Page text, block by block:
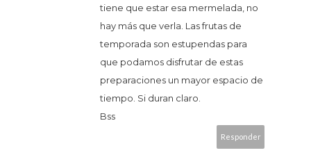
tiene que estar esa mermelada, no
hay más que verla. Las frutas de
temporada son estupendas para
que podamos disfrutar de estas
preparaciones un mayor espacio de
tiempo. Si duran claro.
Bss
Responder